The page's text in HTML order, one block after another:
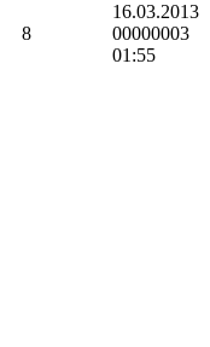
8
16.03.2013
00000003
01:55